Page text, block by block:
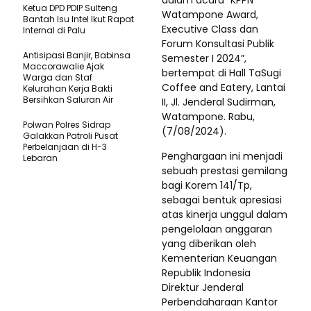
Watampone Award,
Executive Class dan
Forum Konsultasi Publik
Semester I 2024”,
bertempat di Hall TaSugi
Coffee and Eatery, Lantai
II, Jl. Jenderal Sudirman,
Watampone. Rabu,
(7/08/2024).
Penghargaan ini menjadi
sebuah prestasi gemilang
bagi Korem 141/Tp,
sebagai bentuk apresiasi
atas kinerja unggul dalam
pengelolaan anggaran
yang diberikan oleh
Kementerian Keuangan
Republik Indonesia
Direktur Jenderal
Perbendaharaan Kantor
Ketua DPD PDIP Sulteng
Bantah Isu Intel Ikut Rapat
Internal di Palu
Antisipasi Banjir, Babinsa
Maccorawalie Ajak
Warga dan Staf
Kelurahan Kerja Bakti
Bersihkan Saluran Air
Polwan Polres Sidrap
Galakkan Patroli Pusat
Perbelanjaan di H-3
Lebaran